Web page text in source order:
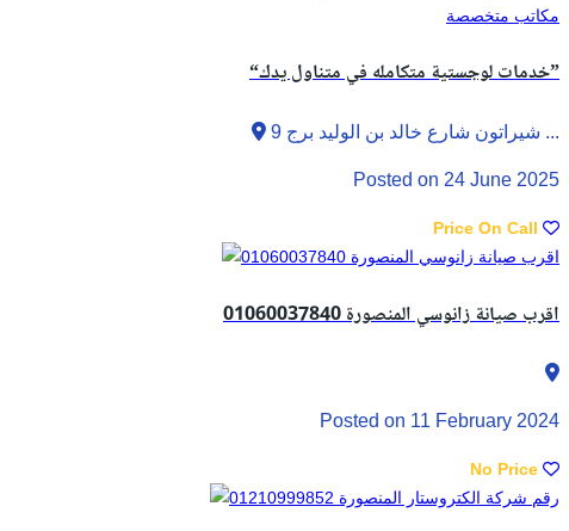
مكاتب متخصصة
“خدمات لوجستية متكامله في متناول يدك”
شيراتون شارع خالد بن الوليد برج 9 ...
Posted on 24 June 2025
Price On Call
اقرب صيانة زانوسي المنصورة 01060037840
Posted on 11 February 2024
No Price